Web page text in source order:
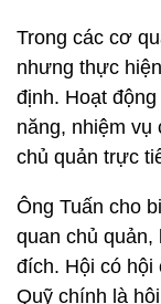
Trong các cơ
nhưng thực
định. Hoạt
năng, nhiệm vụ
chủ quản trực
Ông Tuấn cho
quan chủ
đích. Hội có hội
Quỹ chính là